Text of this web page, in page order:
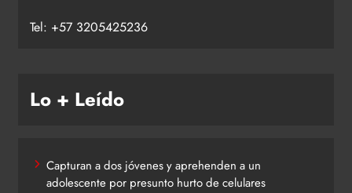
Tel: +57 3205425236
Lo + Leído
Capturan a dos jóvenes y aprehenden a un
adolescente por presunto hurto de celulares